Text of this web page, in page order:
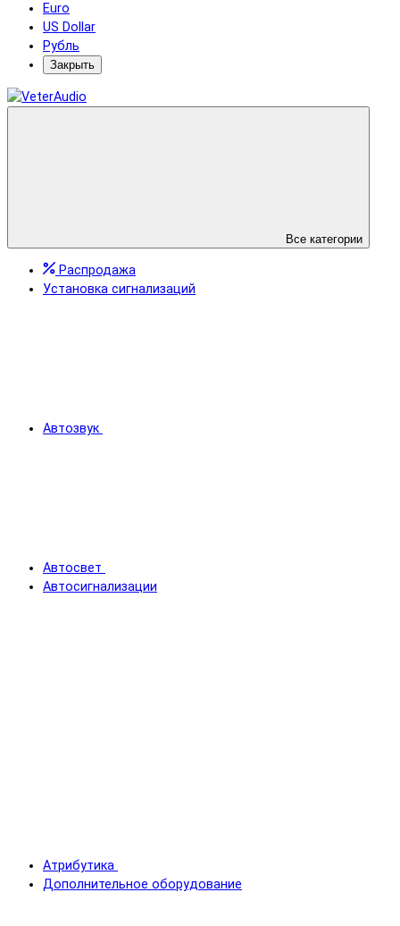
Euro
US Dollar
Рубль
Закрыть
Все категории
Распродажа
Установка сигнализаций
Автозвук
Автосвет
Автосигнализации
Атрибутика
Дополнительное оборудование